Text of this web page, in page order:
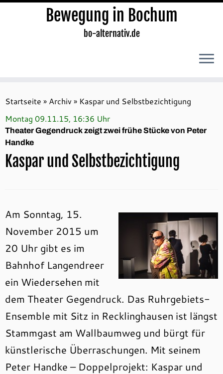
Inhalt
springen
Bewegung in Bochum
bo-alternativ.de
Startseite » Archiv » Kaspar und Selbstbezichtigung
Montag 09.11.15, 16:36 Uhr
Theater Gegendruck zeigt zwei frühe Stücke von Peter
Handke
Kaspar und Selbstbezichtigung
Am Sonntag, 15.
November 2015 um
20 Uhr gibt es im
Bahnhof Langendreer
ein Wiedersehen mit
dem Theater Gegendruck. Das Ruhrgebiets-
Ensemble mit Sitz in Recklinghausen ist längst
Stammgast am Wallbaumweg und bürgt für
künstlerische Überraschungen. Mit seinem
Peter Handke – Doppelprojekt: Kaspar und